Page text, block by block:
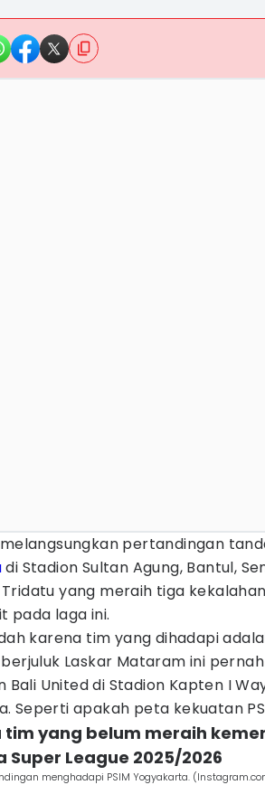
pertandingan
di Stadion Sultan Agung, Bantul,
yang meraih tiga
pada laga ini.
karena tim yang dihadapi
Laskar Mataram ini pernah
United di Stadion Kapten I
Seperti apakah peta kekuatan
tim yang belum meraih
League 2025/2026
menghadapi PSIM Yogyakarta.